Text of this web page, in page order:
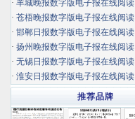
· 羊城晚报数字版电子报在线阅读
· 苍梧晚报数字版电子报在线阅读
· 邯郸日报数字版电子报在线阅读
· 扬州晚报数字版电子报在线阅读
· 无锡日报数字版电子报在线阅读
· 淮安日报数字版电子报在线阅读
推荐品牌